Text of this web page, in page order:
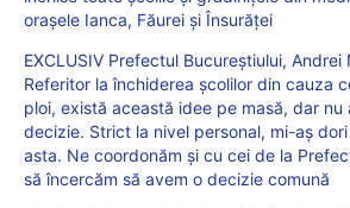
orașele Ianca, Făurei și Însurăței
EXCLUSIV Prefectul Bucureștiului, Andrei
Referitor la închiderea școlilor din cauza
ploi, există această idee pe masă, dar nu
decizie. Strict la nivel personal, mi-aș
asta. Ne coordonăm și cu cei de la
să încercăm să avem o decizie comună